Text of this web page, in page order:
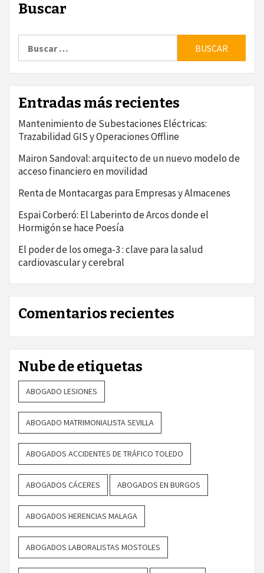
Buscar
Entradas más recientes
Mantenimiento de Subestaciones Eléctricas:
Trazabilidad GIS y Operaciones Offline
Mairon Sandoval: arquitecto de un nuevo modelo de
acceso financiero en movilidad
Renta de Montacargas para Empresas y Almacenes
Espai Corberó: El Laberinto de Arcos donde el
Hormigón se hace Poesía
El poder de los omega-3 : clave para la salud
cardiovascular y cerebral
Comentarios recientes
Nube de etiquetas
ABOGADO LESIONES
ABOGADO MATRIMONIALISTA SEVILLA
ABOGADOS ACCIDENTES DE TRÁFICO TOLEDO
ABOGADOS CÁCERES ABOGADOS EN BURGOS
ABOGADOS HERENCIAS MALAGA
ABOGADOS LABORALISTAS MOSTOLES